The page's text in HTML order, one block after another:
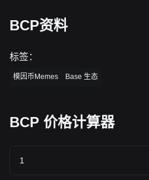
BCP资料
标签：
模因币Memes Base 生态
BCP 价格计算器